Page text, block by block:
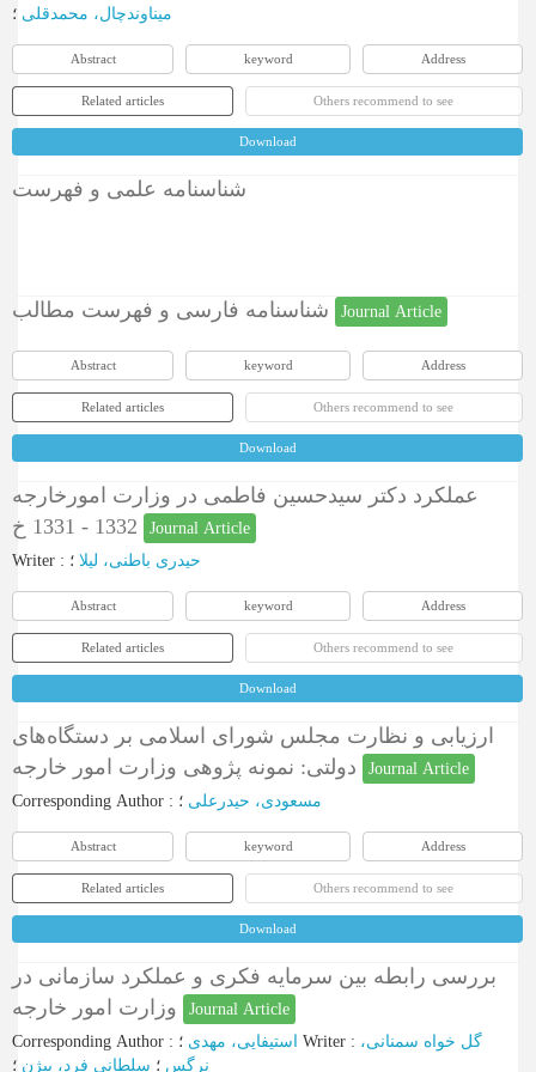
میناوندچال، محمدقلی ؛
Abstract keyword Address
Related articles Others recommend to see
Download
شناسنامه علمی و فهرست
Journal Article
Abstract keyword Address
Related articles Others recommend to see
Download
عملکرد دکتر سیدحسین فاطمی در وزارت امورخارجه
Journal Article
Writer : حیدری باطنی، لیلا ؛
Abstract keyword Address
Related articles Others recommend to see
Download
ارزیابی و نظارت مجلس شورای اسلامی بر دستگاه‌های
Journal Article
Corresponding Author : مسعودی، حیدرعلی ؛
Abstract keyword Address
Related articles Others recommend to see
Download
بررسی رابطه بین سرمایه فکری و عملکرد سازمانی در
Journal Article
Corresponding Author : استیفایی، مهدی Writer : گل خواه سمنانی،
نرگس ؛ سلطانی فرد، بیژن ؛